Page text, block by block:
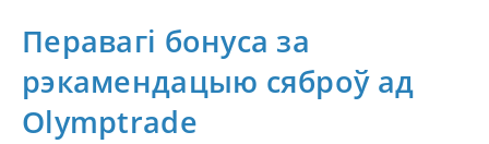
Перавагі бонуса за
рэкамендацыю сяброў ад
Olymptrade